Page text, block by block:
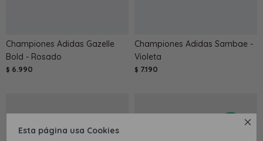

Esta página usa Cookies
Championes Adidas Gazelle
Bold - Rosado
$ 6.990
Championes Adidas Sambae -
Violeta
$ 7.190